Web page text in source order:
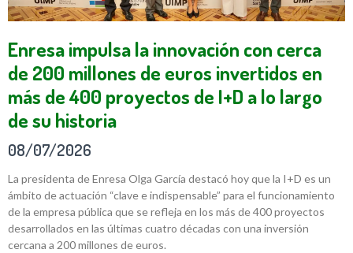
Enresa impulsa la innovación con cerca
de 200 millones de euros invertidos en
más de 400 proyectos de I+D a lo largo
de su historia
08/07/2026
La presidenta de Enresa Olga García destacó hoy que la I+D es un
ámbito de actuación “clave e indispensable” para el funcionamiento
de la empresa pública que se refleja en los más de 400 proyectos
desarrollados en las últimas cuatro décadas con una inversión
cercana a 200 millones de euros.